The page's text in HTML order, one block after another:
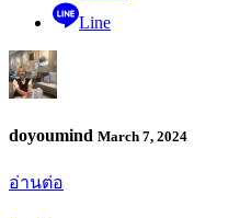
Line
doyoumind March 7, 2024
อ่านต่อ